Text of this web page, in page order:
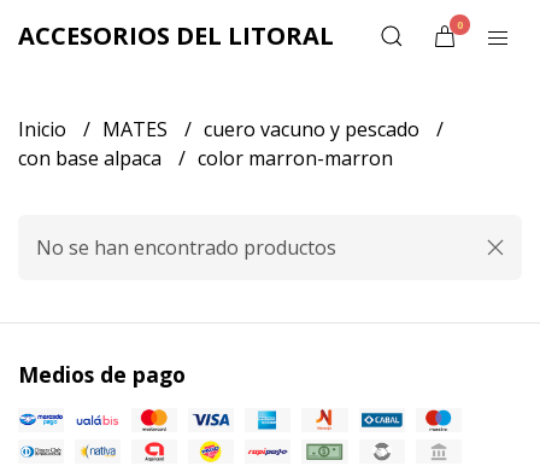
ACCESORIOS DEL LITORAL 0
Inicio MATES
cuero vacuno y pescado
con base alpaca
color marron-marron
No se han encontrado productos
Medios de pago